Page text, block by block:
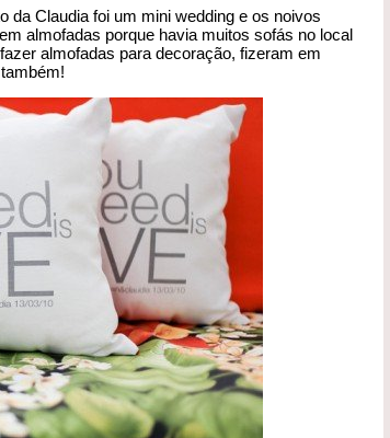
da Claudia foi um mini wedding e os noivos
almofadas porque havia muitos sofás no local
almofadas para decoração, fizeram em